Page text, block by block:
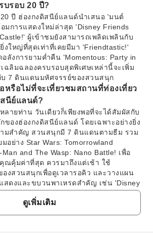
บรอบ 20 ปี?
ปี ฮ่องกงดิสนีย์แลนด์นำเสนอ 'มนต์
มการแสดงใหม่ล่าสุด 'Disney Friends
ผู้เข้าชมยังสามารถเพลิดเพลินกับ
งใหญ่ที่สุดเท่าที่เคยมีมา 'Friendtastic!'
ลังการยามค่ำคืน 'Momentous: Party in
ฉลิมฉลองครบรอบสุดพิเศษเหล่านี้จะเพิ่ม
บ 7 ดินแดนมหัศจรรย์ของสวนสนุก
หรือไม่ที่จะเที่ยวชมสถานที่ท่องเที่ยว
นีย์แลนด์?
ลายท่าน วันเดียวก็เพียงพอที่จะได้สัมผัสกับ
ของฮ่องกงดิสนีย์แลนด์ โดยเฉพาะอย่างยิ่ง
มสำคัญ สวนสนุกมี 7 ดินแดนตามธีม รวม
อย่าง Star Wars: Tomorrowland
and The Wasp: Nano Battle! เพื่อ
ณคุ้มค่าที่สุด ควรมาถึงแต่เช้า ใช้
งสวนสนุกเพื่อดูเวลารอคิว และวางแผน
สดงและขบวนพาเหรดสำคัญ เช่น 'Disney
ข้าชมฮ่องกงดิสนีย์แลนด์รวมอะไร
ดูเพิ่มเติม